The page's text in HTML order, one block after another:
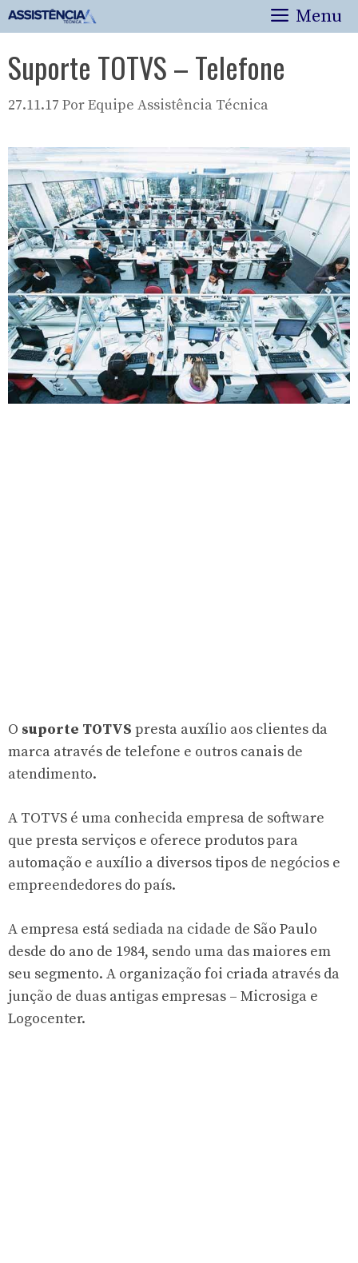
Pular
para
conteúdo
Menu
Suporte TOTVS – Telefone
27.11.17 PorEquipe Assistência Técnica
O suporte TOTVS presta auxílio aos clientes da
marca através de telefone e outros canais de
atendimento.
A TOTVS é uma conhecida empresa de software
que presta serviços e oferece produtos para
automação e auxílio a diversos tipos de negócios e
empreendedores do país.
A empresa está sediada na cidade de São Paulo
desde do ano de 1984, sendo uma das maiores em
seu segmento. A organização foi criada através da
junção de duas antigas empresas – Microsiga e
Logocenter.